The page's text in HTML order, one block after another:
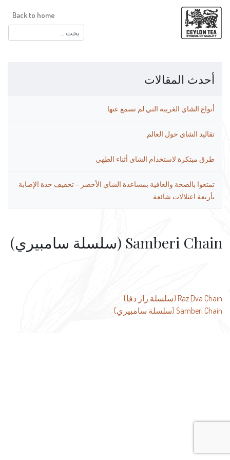
البحث
عن:
Back to home
أحدث المقالات
أنواع الشاي الغريبة التي لم تسمع عنها
تقاليد الشاي حول العالم
طرق مبتكرة لاستخدام الشاي أثناء الطهي
تمتعوا بالصحة والعافية بمساعدة الشاي الأخضر – تخفيف حدة الإصابة
بأربعة اعتلالات شائعة.
Samberi Chain (سلسلة سامبيري)
تصفّح
المقالات
Raz Dva Chain (سلسلة راز دفا)
Samberi Chain (سلسلة سامبيري)